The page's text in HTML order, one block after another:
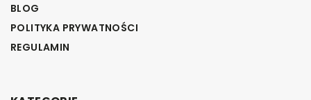
BLOG
POLITYKA PRYWATNOŚCI
REGULAMIN